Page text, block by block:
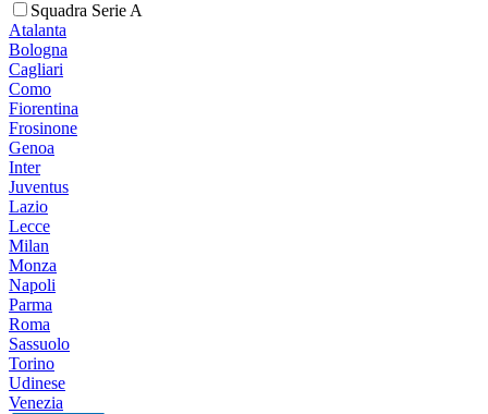
Squadra Serie A
Atalanta
Bologna
Cagliari
Como
Fiorentina
Frosinone
Genoa
Inter
Juventus
Lazio
Lecce
Milan
Monza
Napoli
Parma
Roma
Sassuolo
Torino
Udinese
Venezia